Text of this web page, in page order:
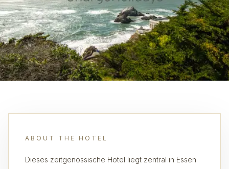
ABOUT THE HOTEL
Dieses zeitgenössische Hotel liegt zentral in Essen